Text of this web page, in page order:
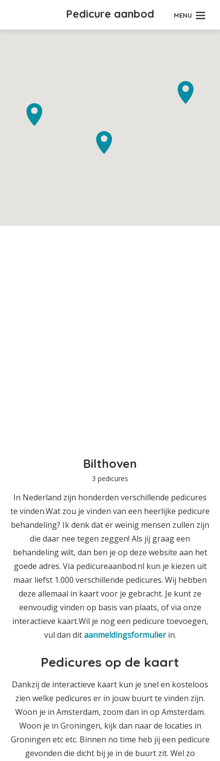
Pedicure aanbod MENU
Bilthoven
3 pedicures
In Nederland zijn honderden verschillende pedicures
te vinden.Wat zou je vinden van een heerlijke pedicure
behandeling? Ik denk dat er weinig mensen zullen zijn
die daar nee tegen zeggen! Als jij graag een
behandeling wilt, dan ben je op deze website aan het
goede adres. Via pedicureaanbod.nl kun je kiezen uit
maar liefst 1.000 verschillende pedicures. Wij hebben
deze allemaal in kaart voor je gebracht. Je kunt ze
eenvoudig vinden op basis van plaats, of via onze
interactieve kaart.Wil je nog een pedicure toevoegen,
vul dan ditaanmeldingsformulierin.
Pedicures op de kaart
Dankzij de interactieve kaart kun je snel en kosteloos
zien welke pedicures er in jouw buurt te vinden zijn.
Woon je in Amsterdam, zoom dan in op Amsterdam.
Woon je in Groningen, kijk dan naar de locaties in
Groningen etc etc. Binnen no time heb jij een pedicure
gevonden die dicht bij je in de buurt zit. Wel zo